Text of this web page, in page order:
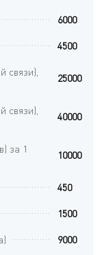
6000
4500
связи),
25000
связи),
40000
за 1
10000
450
1500
9000